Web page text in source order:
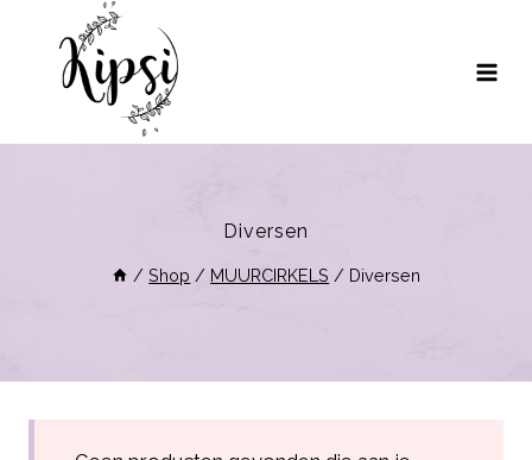
Diversen
/ Shop / MUURCIRKELS / Diversen